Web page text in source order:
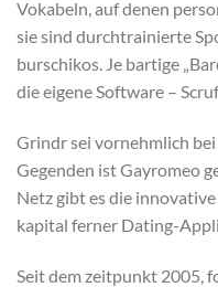
Vokabeln, auf denen
sie sind durchtrainierte
burschikos. Je bartige
die eigene Software –
Grindr sei vornehmlich
Gegenden ist Gayromeo
Netz gibt es die
kapital ferner Dating-
Seit dem zeitpunkt 2005,